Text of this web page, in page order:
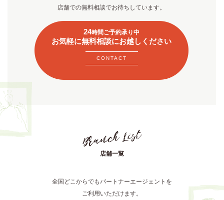
店舗での無料相談でお待ちしています。
24時間ご予約承り中
お気軽に無料相談にお越しください
CONTACT
店舗一覧
全国どこからでもパートナーエージェントを
ご利用いただけます。